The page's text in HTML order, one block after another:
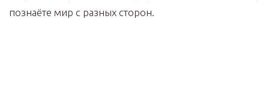
познаёте мир с разных сторон.